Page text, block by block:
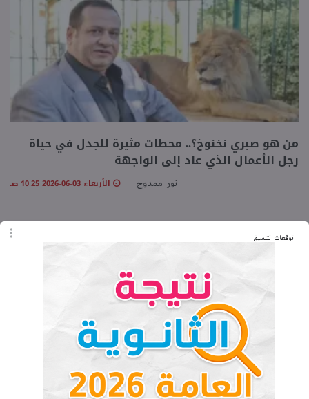
توقعات التنسيق
من هو صبري نخنوخ؟.. محطات مثيرة للجدل في حياة
رجل الأعمال الذي عاد إلى الواجهة
نورا ممدوح الأربعاء 03-06-2026 10:25 صـ
♥ جديد الموقع
كتاب الشاطر لغة عربية الصف الرابع
الابتدائي ترم أول 2027
مفكرة كتاب سلاح التلميذ للصف الثاني
الإعدادي لغة عربية ترم أول 2027